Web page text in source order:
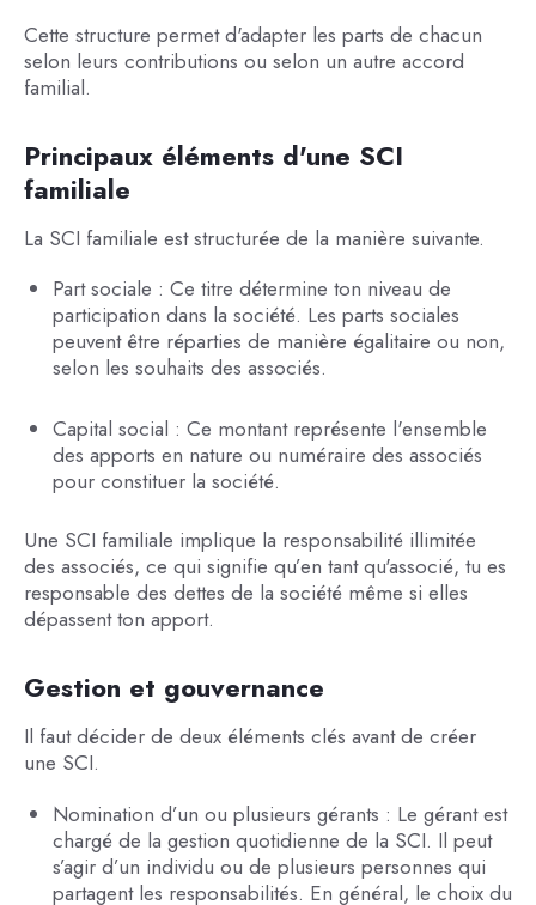
Cette structure permet d'adapter les parts de chacun
selon leurs contributions ou selon un autre accord
familial.
Principaux éléments d'une SCI
familiale
La SCI familiale est structurée de la manière suivante.
Part sociale : Ce titre détermine ton niveau de
participation dans la société. Les parts sociales
peuvent être réparties de manière égalitaire ou non,
selon les souhaits des associés.
Capital social : Ce montant représente l'ensemble
des apports en nature ou numéraire des associés
pour constituer la société.
Une SCI familiale implique la responsabilité illimitée
des associés, ce qui signifie qu’en tant qu'associé, tu es
responsable des dettes de la société même si elles
dépassent ton apport.
Gestion et gouvernance
Il faut décider de deux éléments clés avant de créer
une SCI.
Nomination d’un ou plusieurs gérants : Le gérant est
chargé de la gestion quotidienne de la SCI. Il peut
s’agir d’un individu ou de plusieurs personnes qui
partagent les responsabilités. En général, le choix du